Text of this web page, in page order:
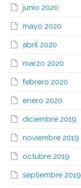
junio 2020
mayo 2020
abril 2020
marzo 2020
febrero 2020
enero 2020
diciembre 2019
noviembre 2019
octubre 2019
septiembre 2019